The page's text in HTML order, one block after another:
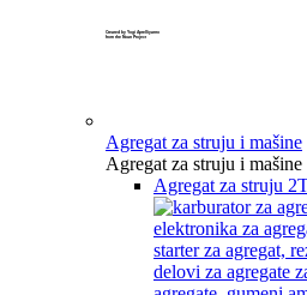
Created by Yogi Aprelliyanto
from the Noun Project
Agregat za struju i mašine
Agregat za struju i mašine
Agregat za struju